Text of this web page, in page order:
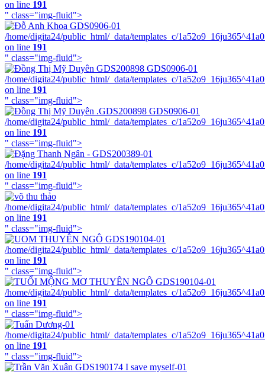
on line 191
" class="img-fluid">
/home/digita24/public_html/_data/templates_c/
on line 191
" class="img-fluid">
/home/digita24/public_html/_data/templates_c/
on line 191
" class="img-fluid">
/home/digita24/public_html/_data/templates_c/
on line 191
" class="img-fluid">
/home/digita24/public_html/_data/templates_c/
on line 191
" class="img-fluid">
/home/digita24/public_html/_data/templates_c/
on line 191
" class="img-fluid">
/home/digita24/public_html/_data/templates_c/
on line 191
" class="img-fluid">
/home/digita24/public_html/_data/templates_c/
on line 191
" class="img-fluid">
/home/digita24/public_html/_data/templates_c/
on line 191
" class="img-fluid">